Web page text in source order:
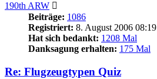
190th ARW
Beiträge: 1086
Registriert: 8. August 2006 08:19
Hat sich bedankt: 1208 Mal
Danksagung erhalten: 175 Mal
Re: Flugzeugtypen Quiz